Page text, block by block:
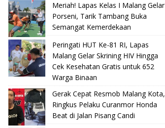
Meriah! Lapas Kelas I Malang Gelar
Porseni, Tarik Tambang Buka
Semangat Kemerdekaan
Peringati HUT Ke-81 RI, Lapas
Malang Gelar Skrining HIV Hingga
Cek Kesehatan Gratis untuk 652
Warga Binaan
Gerak Cepat Resmob Malang Kota,
Ringkus Pelaku Curanmor Honda
Beat di Jalan Pisang Candi